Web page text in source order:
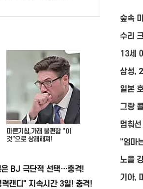
마른기침,가래 불편함 "이
것"으로 상쾌해져!
은 BJ 극단적 선택…충격!
력캔디" 지속시간 3일! 충격!
숲속
수리
13세
실·자
삼성,
했다
일본
그랑
멈춰
공방
"엄마
노을
30일
기아,